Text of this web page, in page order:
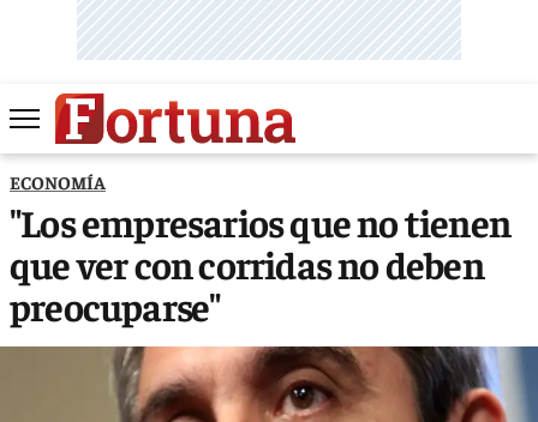
ECONOMÍA
"Los empresarios que no tienen
que ver con corridas no deben
preocuparse"